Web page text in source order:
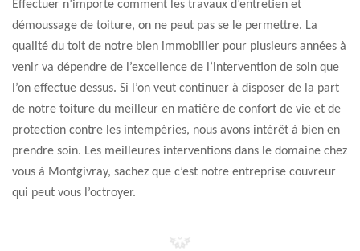
Effectuer n’importe comment les travaux d’entretien et
démoussage de toiture, on ne peut pas se le permettre. La
qualité du toit de notre bien immobilier pour plusieurs années à
venir va dépendre de l’excellence de l’intervention de soin que
l’on effectue dessus. Si l’on veut continuer à disposer de la part
de notre toiture du meilleur en matière de confort de vie et de
protection contre les intempéries, nous avons intérêt à bien en
prendre soin. Les meilleures interventions dans le domaine chez
vous à Montgivray, sachez que c’est notre entreprise couvreur
qui peut vous l’octroyer.